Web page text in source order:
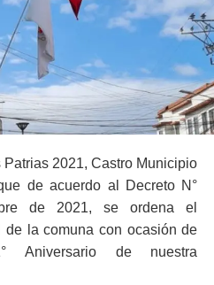
2021, Castro Municipio
de acuerdo al Decreto N°
de 2021, se ordena el
de la comuna con ocasión de
Aniversario de nuestra